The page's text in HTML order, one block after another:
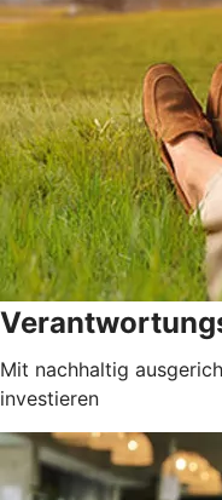
Mit nachhaltig
investieren